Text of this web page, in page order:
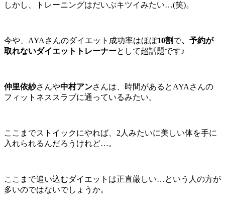
しかし、トレーニングはだいぶキツイみたい…(笑)。
今や、AYAさんのダイエット成功率はほぼ10割で、予約が
取れないダイエットトレーナーとして超話題です♪
仲里依紗さんや中村アンさんは、時間があるとAYAさんの
フィットネススラブに通っているみたい。
ここまでストイックにやれば、2人みたいに美しい体を手に
入れられるんだろうけれど…。
ここまで追い込むダイエットは正直厳しい…という人の方が
多いのではないでしょうか。